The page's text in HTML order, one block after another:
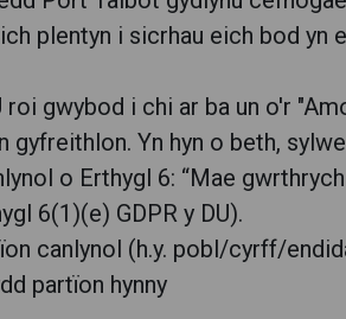
plentyn i sicrhau eich bod yn
gwybod i chi ar ba un o'r
gyfreithlon. Yn hyn o beth,
o Erthygl 6: “Mae
6(1)(e) GDPR y DU).
canlynol (h.y. pobl/cyrff/
partïon hynny